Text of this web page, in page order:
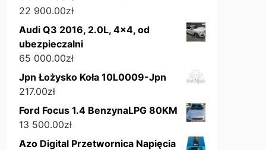
22 900.00zł
Audi Q3 2016, 2.0L, 4x4, od
ubezpieczalni
65 000.00zł
Jpn Łożysko Koła 10L0009-Jpn
217.00zł
Ford Focus 1.4 BenzynaLPG 80KM
13 500.00zł
Azo Digital Przetwornica Napięcia